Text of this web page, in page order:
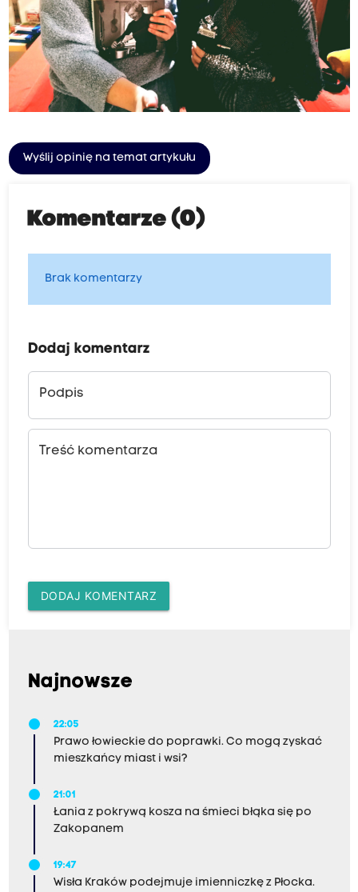
Wyślij opinię na temat artykułu
Komentarze (0)
Brak komentarzy
Dodaj komentarz
Podpis
Treść komentarza
DODAJ KOMENTARZ
Najnowsze
22:05
Prawo łowieckie do poprawki. Co mogą zyskać
mieszkańcy miast i wsi?
21:01
Łania z pokrywą kosza na śmieci błąka się po
Zakopanem
19:47
Wisła Kraków podejmuje imienniczkę z Płocka.